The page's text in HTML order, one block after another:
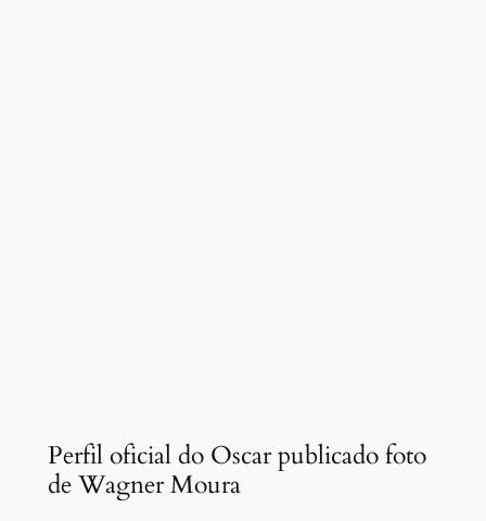
Perfil oficial do Oscar publicado foto
de Wagner Moura